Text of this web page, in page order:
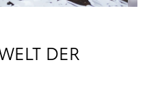
DER